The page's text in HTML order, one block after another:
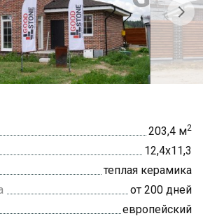
203,4 м2
12,4х11,3
теплая керамика
от 200 дней
европейский